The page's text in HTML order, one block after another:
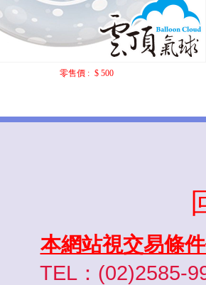
零售價 : $ 500
本網站視交易條
TEL：(02)2585-